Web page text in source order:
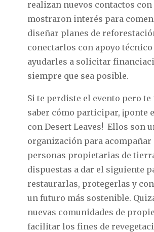
realizan nuevos contactos con
mostraron interés para
diseñar planes de
conectarlos con apoyo técnico
ayudarles a solicitar
siempre que sea posible.
Si te perdiste el evento pero
saber cómo participar, ¡ponte
con Desert Leaves! Ellos son
organización para acompañar
personas propietarias de
dispuestas a dar el siguiente
restaurarlas, protegerlas y
un futuro más sostenible.
nuevas comunidades de
facilitar los fines de